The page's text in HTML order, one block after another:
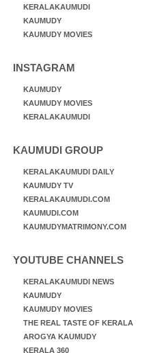
KERALAKAUMUDI
KAUMUDY
KAUMUDY MOVIES
INSTAGRAM
KAUMUDY
KAUMUDY MOVIES
KERALAKAUMUDI
KAUMUDI GROUP
KERALAKAUMUDI DAILY
KAUMUDY TV
KERALAKAUMUDI.COM
KAUMUDI.COM
KAUMUDYMATRIMONY.COM
YOUTUBE CHANNELS
KERALAKAUMUDI NEWS
KAUMUDY
KAUMUDY MOVIES
THE REAL TASTE OF KERALA
AROGYA KAUMUDY
KERALA 360